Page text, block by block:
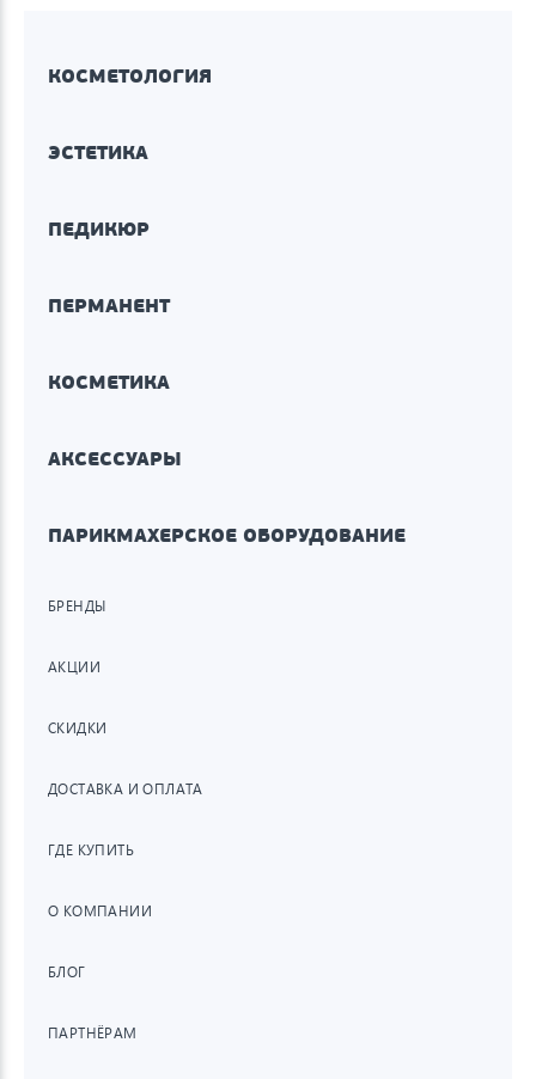
КОСМЕТОЛОГИЯ
ЭСТЕТИКА
ПЕДИКЮР
ПЕРМАНЕНТ
КОСМЕТИКА
АКСЕССУАРЫ
ПАРИКМАХЕРСКОЕ ОБОРУДОВАНИЕ
БРЕНДЫ
АКЦИИ
СКИДКИ
ДОСТАВКА И ОПЛАТА
ГДЕ КУПИТЬ
О КОМПАНИИ
БЛОГ
ПАРТНЁРАМ